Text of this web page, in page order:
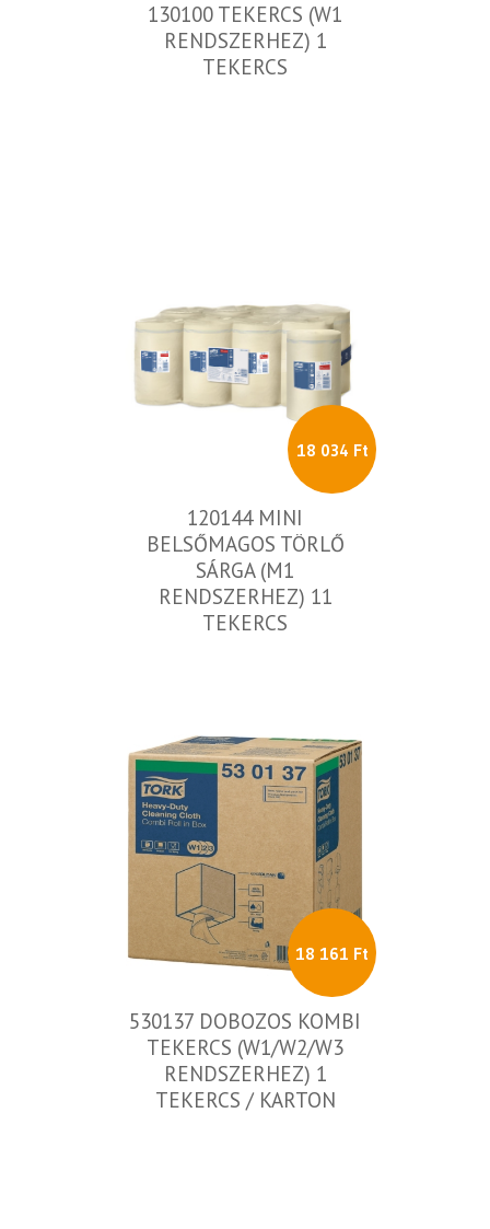
130100 TEKERCS (W1
RENDSZERHEZ) 1
TEKERCS
18 034 Ft
120144 MINI
BELSŐMAGOS TÖRLŐ
SÁRGA (M1
RENDSZERHEZ) 11
TEKERCS
18 161 Ft
530137 DOBOZOS KOMBI
TEKERCS (W1/W2/W3
RENDSZERHEZ) 1
TEKERCS / KARTON